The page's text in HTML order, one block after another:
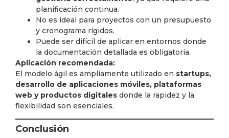
planificación continua.
No es ideal para proyectos con un presupuesto
y cronograma rígidos.
Puede ser difícil de aplicar en entornos donde
la documentación detallada es obligatoria.
Aplicación recomendada:
El modelo ágil es ampliamente utilizado en startups,
desarrollo de aplicaciones móviles, plataformas
web y productos digitales donde la rapidez y la
flexibilidad son esenciales.
Conclusión